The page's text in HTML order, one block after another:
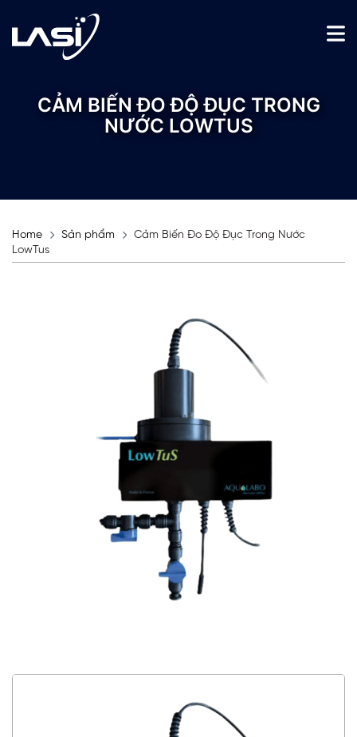
CẢM BIẾN ĐO ĐỘ ĐỤC TRONG
NƯỚC LOWTUS
Home Sản phẩm
Cảm Biến Đo Độ Đục Trong Nước
LowTus